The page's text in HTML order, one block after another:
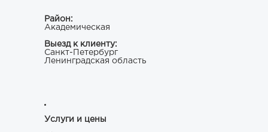
Район:
Академическая
Выезд к клиенту:
Санкт-Петербург
Ленинградская область
Услуги и цены